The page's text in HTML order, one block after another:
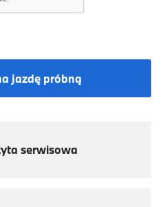
jazdę próbną
serwisowa